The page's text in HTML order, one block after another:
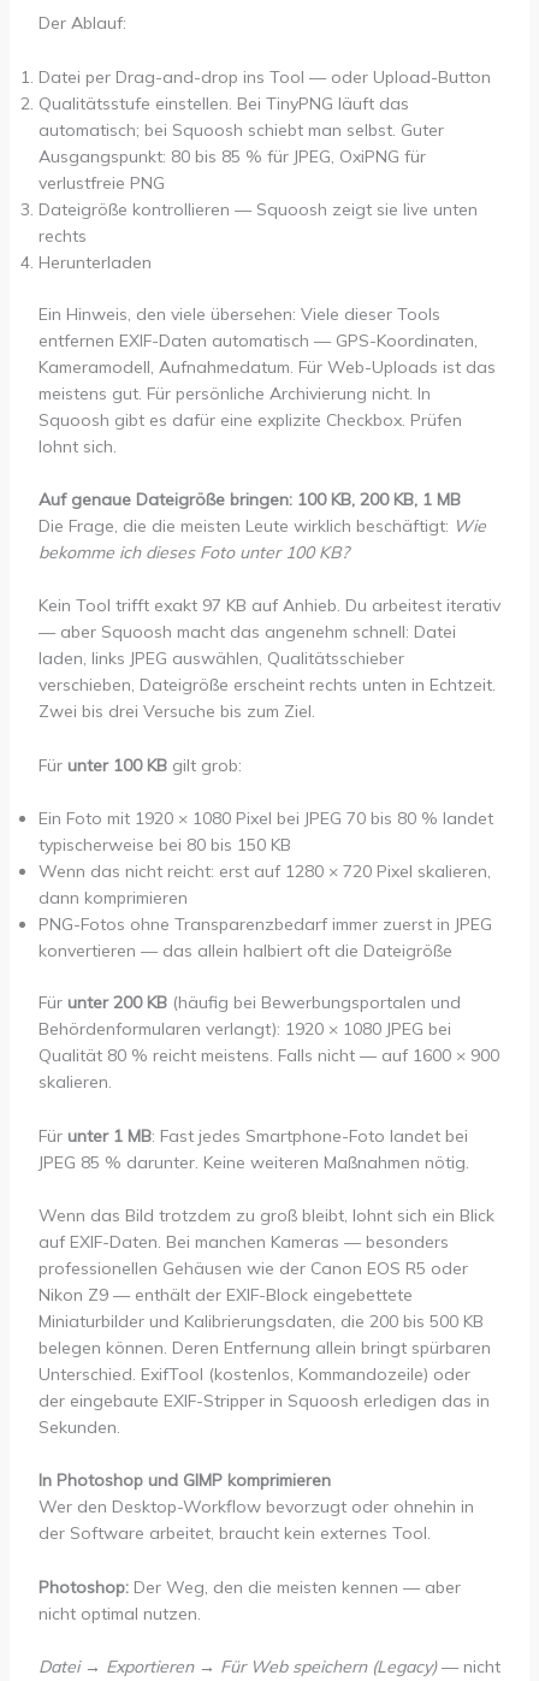
Der Ablauf:
Datei per Drag-and-drop ins Tool — oder Upload-Button
Qualitätsstufe einstellen. Bei TinyPNG läuft das
automatisch; bei Squoosh schiebt man selbst. Guter
Ausgangspunkt: 80 bis 85 % für JPEG, OxiPNG für
verlustfreie PNG
Dateigröße kontrollieren — Squoosh zeigt sie live unten
rechts
Herunterladen
Ein Hinweis, den viele übersehen: Viele dieser Tools
entfernen EXIF-Daten automatisch — GPS-Koordinaten,
Kameramodell, Aufnahmedatum. Für Web-Uploads ist das
meistens gut. Für persönliche Archivierung nicht. In
Squoosh gibt es dafür eine explizite Checkbox. Prüfen
lohnt sich.
Auf genaue Dateigröße bringen: 100 KB, 200 KB, 1 MB
Die Frage, die die meisten Leute wirklich beschäftigt: Wie
bekomme ich dieses Foto unter 100 KB?
Kein Tool trifft exakt 97 KB auf Anhieb. Du arbeitest iterativ
— aber Squoosh macht das angenehm schnell: Datei
laden, links JPEG auswählen, Qualitätsschieber
verschieben, Dateigröße erscheint rechts unten in Echtzeit.
Zwei bis drei Versuche bis zum Ziel.
Für unter 100 KBgilt grob:
Ein Foto mit 1920 × 1080 Pixel bei JPEG 70 bis 80 % landet
typischerweise bei 80 bis 150 KB
Wenn das nicht reicht: erst auf 1280 × 720 Pixel skalieren,
dann komprimieren
PNG-Fotos ohne Transparenzbedarf immer zuerst in JPEG
konvertieren — das allein halbiert oft die Dateigröße
Für unter 200 KB(häufig bei Bewerbungsportalen und
Behördenformularen verlangt): 1920 × 1080 JPEG bei
Qualität 80 % reicht meistens. Falls nicht — auf 1600 × 900
skalieren.
Für unter 1 MB: Fast jedes Smartphone-Foto landet bei
JPEG 85 % darunter. Keine weiteren Maßnahmen nötig.
Wenn das Bild trotzdem zu groß bleibt, lohnt sich ein Blick
auf EXIF-Daten. Bei manchen Kameras — besonders
professionellen Gehäusen wie der Canon EOS R5 oder
Nikon Z9 — enthält der EXIF-Block eingebettete
Miniaturbilder und Kalibrierungsdaten, die 200 bis 500 KB
belegen können. Deren Entfernung allein bringt spürbaren
Unterschied. ExifTool (kostenlos, Kommandozeile) oder
der eingebaute EXIF-Stripper in Squoosh erledigen das in
Sekunden.
In Photoshop und GIMP komprimieren
Wer den Desktop-Workflow bevorzugt oder ohnehin in
der Software arbeitet, braucht kein externes Tool.
Photoshop:Der Weg, den die meisten kennen — aber
nicht optimal nutzen.
Datei → Exportieren → Für Web speichern (Legacy)— nicht